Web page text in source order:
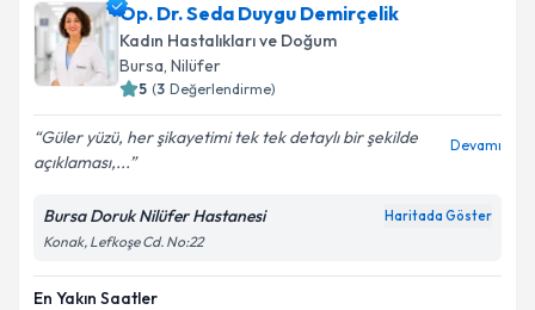
Op. Dr. Seda Duygu Demirçelik
Kadın Hastalıkları ve Doğum
Bursa, Nilüfer
5 (3 Değerlendirme)
Güler yüzü, her şikayetimi tek tek detaylı bir şekilde
açıklaması,...
Devamı
Bursa Doruk Nilüfer Hastanesi Haritada Göster
Konak, Lefkoşe Cd. No:22
En Yakın Saatler